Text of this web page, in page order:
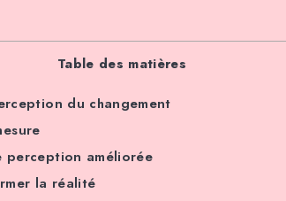
Table des matières
du changement
perception améliorée
la réalité